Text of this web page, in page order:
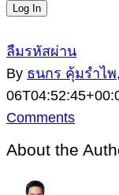
ลืมรหัสผ่าน
By ธนกร คุ้มรำไพ
Comments
About the